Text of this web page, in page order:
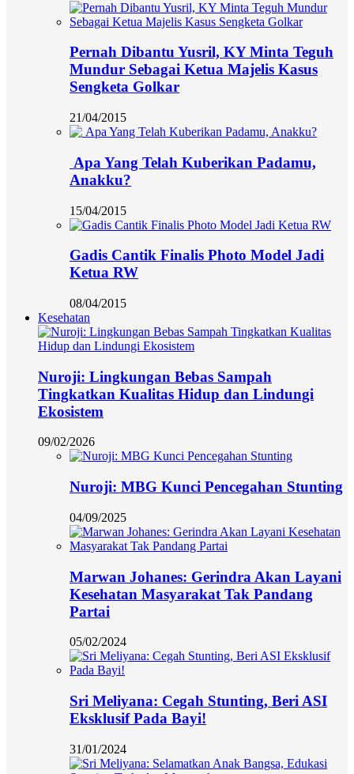
Pernah Dibantu Yusril, KY Minta Teguh
Mundur Sebagai Ketua Majelis Kasus
Sengketa Golkar
21/04/2015
Apa Yang Telah Kuberikan Padamu,
Anakku?
15/04/2015
Gadis Cantik Finalis Photo Model Jadi
Ketua RW
08/04/2015
Kesehatan
Nuroji: Lingkungan Bebas Sampah
Tingkatkan Kualitas Hidup dan Lindungi
Ekosistem
09/02/2026
Nuroji: MBG Kunci Pencegahan Stunting
04/09/2025
Marwan Johanes: Gerindra Akan Layani
Kesehatan Masyarakat Tak Pandang
Partai
05/02/2024
Sri Meliyana: Cegah Stunting, Beri ASI
Eksklusif Pada Bayi!
31/01/2024